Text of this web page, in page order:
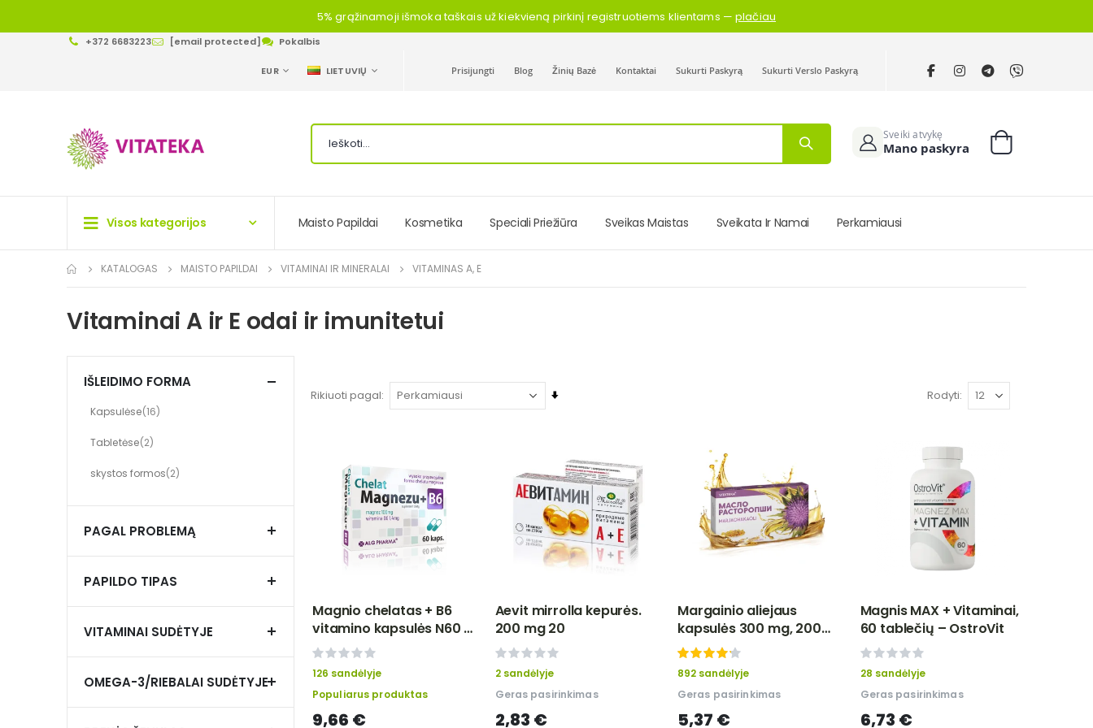
5% grąžinamoji išmoka taškais už kiekvieną pirkinį registruotiems klientams —plačiau
+372 6683223 [email protected] Pokalbis
CURRENCY
EUR LANGUAGE
LIETUVIŲ Sukurti Verslo Paskyrą
Prisijungti Blog Žinių Bazė Kontaktai Sukurti Paskyrą
Sveiki atvykę
Mano paskyra Cart
Visos kategorijos Maisto Papildai Kosmetika Speciali Priežiūra Sveikas Maistas Sveikata Ir Namai Perkamiausi
KATALOGAS MAISTO PAPILDAI VITAMINAI IR MINERALAI VITAMINAS A, E
Vitaminai A ir E odai ir imunitetui
Rikiuoti pagal
Nustatyti
Rodyti
Magnio chelatas + B6
vitamino kapsulės N60 -
ALG PHARMA
0%
126 sandėlyje
Populiarus produktas
9,66 €
Aevit mirrolla kepurės.
200 mg 20
0%
2 sandėlyje
Geras pasirinkimas
2,83 €
Margainio aliejaus
kapsulės 300 mg, 200
vnt - VITATEKA
100%
892 sandėlyje
Geras pasirinkimas
5,37 €
Magnis MAX + Vitaminai,
60 tablečių – OstroVit
0%
28 sandėlyje
Geras pasirinkimas
6,73 €
IŠLEIDIMO FORMA
Kapsulėse
Not selected: Kapsulėse
16items
Tabletėse
Not selected: Tabletėse
2items
skystos formos
Not selected: skystos formos
2items
PAGAL PROBLEMĄ
PAPILDO TIPAS
VITAMINAI SUDĖTYJE
OMEGA-3/RIEBALAI SUDĖTYJE